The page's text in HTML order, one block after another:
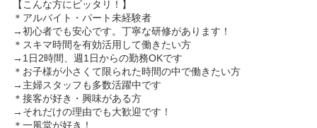
【こんな方にピッタリ！】
＊アルバイト・パート未経験者
→初心者でも安心です。丁寧な研修があります！
＊スキマ時間を有効活用して働きたい方
→1日2時間、週1日からの勤務OKです
＊お子様が小さくて限られた時間の中で働きたい方
→主婦スタッフも多数活躍中です
＊接客が好き・興味がある方
→それだけの理由でも大歓迎です！
＊一風堂が好き！